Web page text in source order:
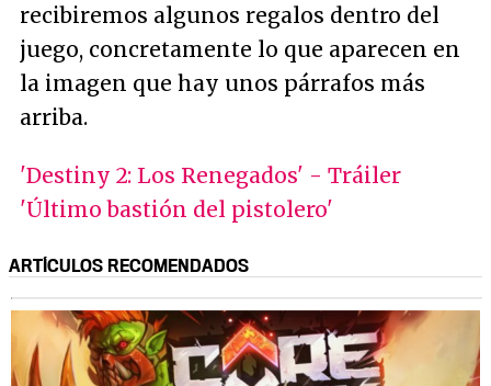
recibiremos algunos regalos dentro del
juego, concretamente lo que aparecen en
la imagen que hay unos párrafos más
arriba.
'Destiny 2: Los Renegados' - Tráiler
'Último bastión del pistolero'
ARTÍCULOS RECOMENDADOS